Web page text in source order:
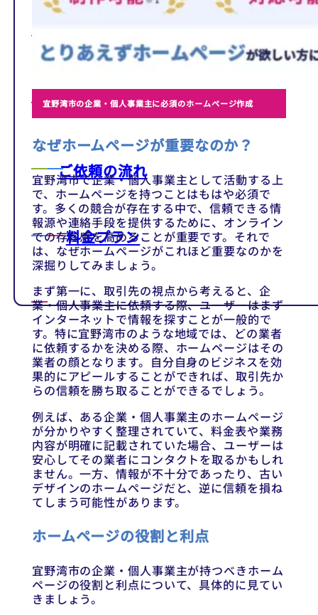
制作事例
ご依頼の流れ
料金プラン
宜野湾市の企業・個人事業主に必須のホームページ作成
なぜホームページが重要なのか？
宜野湾市で企業・個人事業主として活動する上
で、ホームページを持つことはもはや必須で
す。多くの競合が存在する中で、信頼できる情
報源や連絡手段を提供するために、オンライン
での存在感を高めることが重要です。それで
は、なぜホームページがこれほど重要なのかを
深掘りしてみましょう。
まず第一に、取引先の視点から考えると、企
業・個人事業主に依頼する際、ユーザーはまず
インターネットで情報を探すことが一般的で
す。特に宜野湾市のような地域では、どの業者
に依頼するかを決める際、ホームページはその
業者の顔となります。自分自身のビジネスを効
果的にアピールすることができれば、取引先か
らの信頼を勝ち取ることができるでしょう。
例えば、ある企業・個人事業主のホームページ
が分かりやすく整理されていて、料金表や業務
内容が明確に記載されていた場合、ユーザーは
安心してその業者にコンタクトを取るかもしれ
ません。一方、情報が不十分であったり、古い
デザインのホームページだと、逆に信頼を損ね
てしまう可能性があります。
ホームページの役割と利点
宜野湾市の企業・個人事業主が持つべきホーム
ページの役割と利点について、具体的に見てい
きましょう。